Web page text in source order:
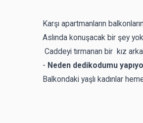
Karşı apartmanların
Aslında konuşacak bir şey
Caddeyi tırmanan bir kız
- Neden dedikodumu
Balkondaki yaşlı kadınlar